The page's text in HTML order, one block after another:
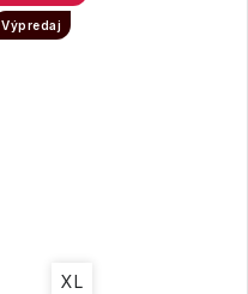
Výpredaj
XL